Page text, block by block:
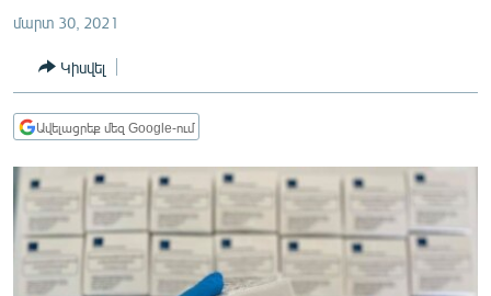
ՏՆՏԵՍՈՒԹՅՈՒՆ
ՂԱՐԱԲԱՂ
ՊԱՏԵՐԱԶՄԻ 6 ՇԱԲԱԹՆԵՐԸ
ՏԱՐԱԾԱՇՐՋԱՆ
ՄԻՋԱԶԳԱՅԻՆ
ՄՇԱԿՈՒՅԹ
մարտ 30, 2021
Կիսվել
Ավելացրեք մեզ Google-ում